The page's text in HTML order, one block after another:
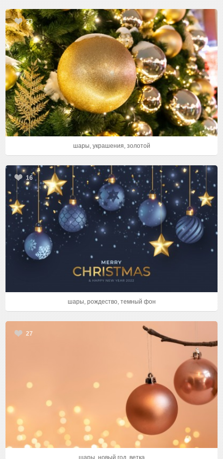
33
шары, украшения, золотой
16
шары, рождество, темный фон
27